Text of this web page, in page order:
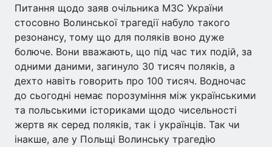
Питання щодо заяв очільника МЗС України
стосовно Волинської трагедії набуло такого
резонансу, тому що для поляків воно дуже
болюче. Вони вважають, що під час тих подій, за
одними даними, загинуло 30 тисяч поляків, а
дехто навіть говорить про 100 тисяч. Водночас
до сьогодні немає порозуміння між українськими
та польськими істориками щодо чисельності
жертв як серед поляків, так і українців. Так чи
інакше, але у Польщі Волинську трагедію